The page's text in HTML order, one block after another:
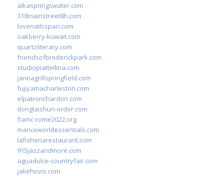
alkaspringswater.com
318mainstreet8h.com
lovenailsspari.com
oakberry-kuwait.com
quartzliterary.com
friendsofbroderickpark.com
studiopiattellina.com
jannagrillspringfield.com
fujiyamacharleston.com
elpatronchardon.com
donglaishun-order.com
fiamc-rome2022.org
mariceworldessentials.com
lafisheriarestaurant.com
915jazzandmore.com
aguadulce-countryfair.com
jakehovis.com